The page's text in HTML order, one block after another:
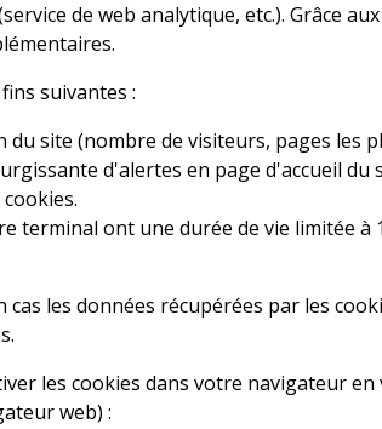
de web analytique, etc.). Grâce
suivantes :
site (nombre de visiteurs, pages les
d'alertes en page d'accueil du
terminal ont une durée de vie limitée
les données récupérées par les
les cookies dans votre navigateur
web) :